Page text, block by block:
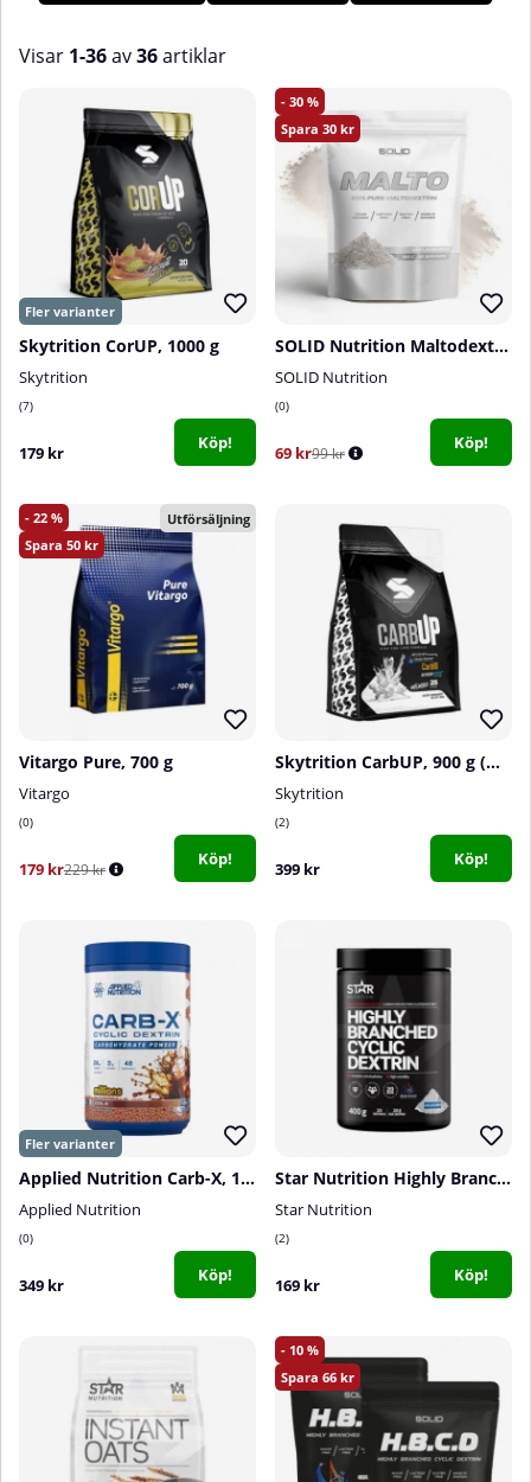
Visar 1-36av36artiklar
Produkter
Skytrition CorUP, 1000 g
Skytrition
7
179 kr Köp!
30
30
SOLID Nutrition Maltodextrin, 900 g
SOLID Nutrition
0
69 kr99 kr
Köp!
22
50
Utförsäljning
Vitargo Pure, 700 g
Vitargo
0
179 kr229 kr
Köp!
Skytrition CarbUP, 900 g (Unflavoured)
Skytrition
2
399 kr Köp!
Applied Nutrition Carb-X, 1200 g
Applied Nutrition
0
349 kr Köp!
Star Nutrition Highly Branched Cyclic Dextrin, 400 g
Star Nutrition
2
169 kr Köp!
10
66